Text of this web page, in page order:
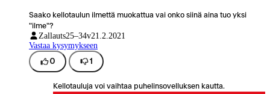
Saako kellotaulun ilmettä muokattua vai onko siinä aina tuo yksi
"ilme"?
Zallauts25–34v21.2.2021
Vastaa kysymykseen
0 1
Kellotauluja voi vaihtaa puhelinsovelluksen kautta.